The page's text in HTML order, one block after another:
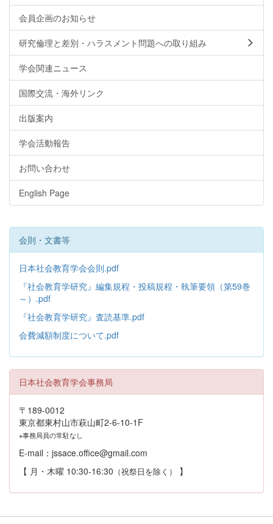
会員企画のお知らせ
研究倫理と差別・ハラスメント問題への取り組み
学会関連ニュース
国際交流・海外リンク
出版案内
学会活動報告
お問い合わせ
English Page
会則・文書等
日本社会教育学会会則.pdf
『社会教育学研究』編集規程・投稿規程・執筆要領（第59巻
～）.pdf
『社会教育学研究』査読基準.pdf
会費減額制度について.pdf
日本社会教育学会事務局
〒189-0012
東京都東村山市萩山町2-6-10-1F
※事務局員の常駐なし
E-mail：jssace.office@gmail.com
【 月・木曜 10:30-16:30 （祝祭日を除く） 】